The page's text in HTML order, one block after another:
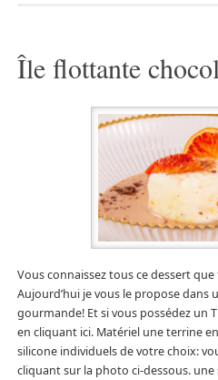
Île flottante
Vous connaissez tous ce dessert
Aujourd’hui je vous le propose dans
gourmande! Et si vous possédez un
en cliquant ici. Matériel une terrine
silicone individuels de votre choix:
cliquant sur la photo ci-dessous.